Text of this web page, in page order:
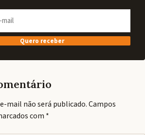
Quero receber
mail não será publicado.Campos
com *